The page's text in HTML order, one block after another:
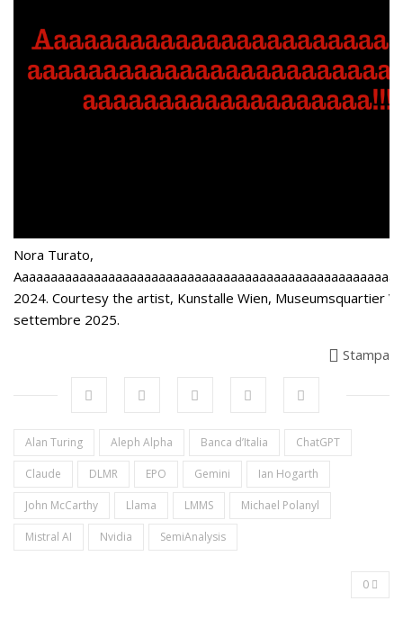
Nora Turato,
2024. Courtesy the artist, Kunstalle Wien, Museumsquartier
settembre 2025.
Stampa
Alan Turing Aleph Alpha Banca d’Italia ChatGPT
Claude DLMR EPO Gemini Ian Hogarth
John McCarthy Llama LMMS Michael Polanyl
Mistral AI Nvidia SemiAnalysis
0